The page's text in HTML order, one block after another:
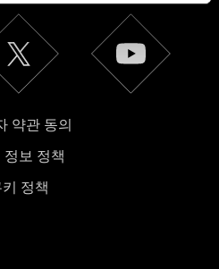
이나 관련 설정은 아래의
수 있습니다.
약관 동의
정보 정책
정책